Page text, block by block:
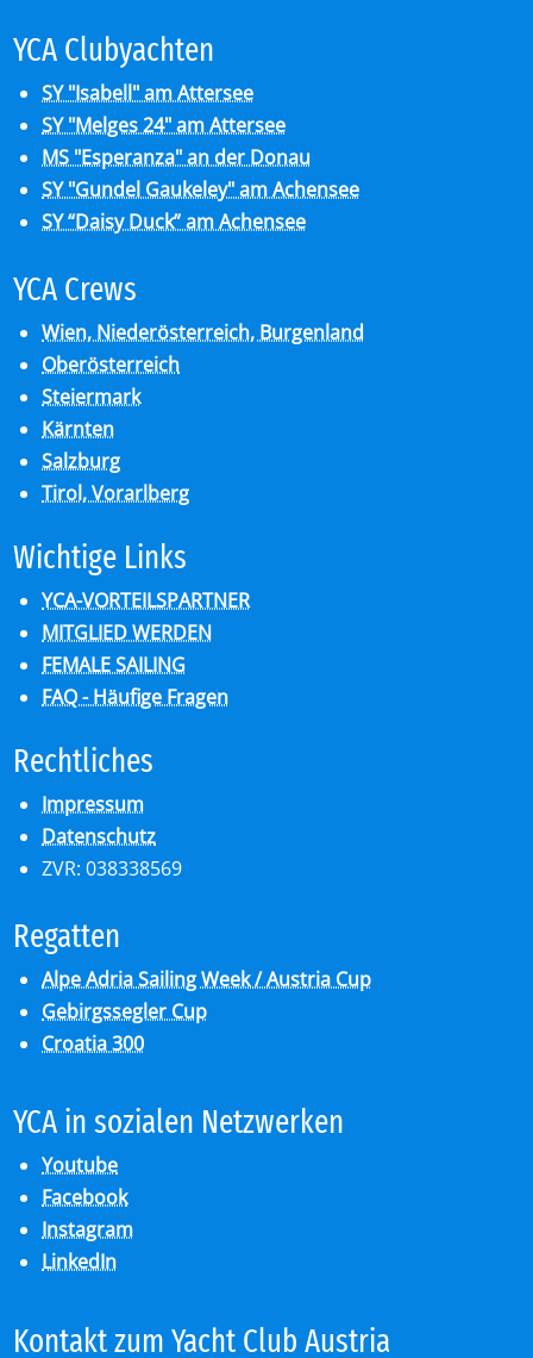
YCA Club­y­ach­ten
SY "Isabell" am Attersee
SY "Melges 24" am Attersee
MS "Esperanza" an der Donau
SY "Gundel Gaukeley" am Achensee
SY “Daisy Duck” am Achensee
YCA Crews
Wien, Niederösterreich, Burgenland
Oberösterreich
Steiermark
Kärnten
Salzburg
Tirol, Vorarlberg
Wich­ti­ge Links
YCA-VORTEILSPARTNER
MITGLIED WERDEN
FEMALE SAILING
FAQ - Häufige Fragen
Recht­li­ches
Impressum
Datenschutz
ZVR: 038338569
Re­gat­ten
Alpe Adria Sailing Week / Austria Cup
Gebirgssegler Cup
Croatia 300
YCA in so­zia­len Netz­wer­ken
Youtube
Facebook
Instagram
LinkedIn
Kon­takt zum Yacht Club Aus­tria